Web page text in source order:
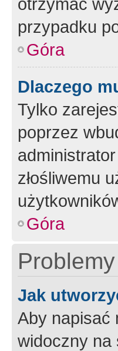
przypadku
Góra
Dlaczego
Tylko
poprzez
złośliwemu
Góra
Jak
Aby napisać
widoczny na